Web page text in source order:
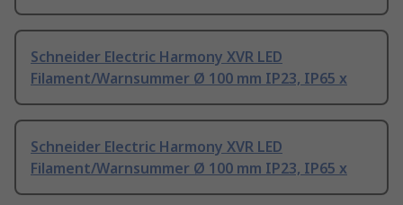
Schneider Electric Harmony XVR LED
Filament/Warnsummer Ø 100 mm IP23, IP65 x
Schneider Electric Harmony XVR LED
Filament/Warnsummer Ø 100 mm IP23, IP65 x